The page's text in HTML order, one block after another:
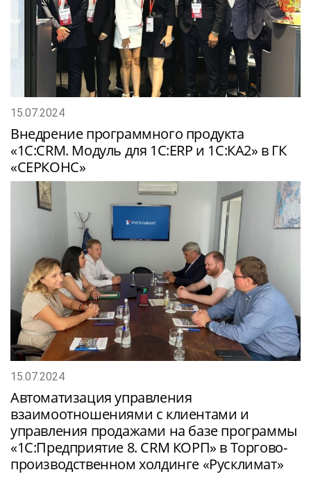
15.07.2024
Внедрение программного продукта
«1С:CRM. Модуль для 1С:ERP и 1С:КА2» в ГК
«СЕРКОНС»
15.07.2024
Автоматизация управления
взаимоотношениями с клиентами и
управления продажами на базе программы
«1С:Предприятие 8. CRM КОРП» в Торгово-
производственном холдинге «Русклимат»